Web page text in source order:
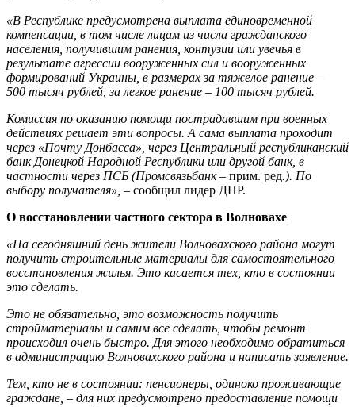
«В Республике предусмотрена выплата единовременной
компенсации, в том числе лицам из числа гражданского
населения, получившим ранения, контузии или увечья в
результате агрессии вооруженных сил и вооруженных
формирований Украины, в размерах за тяжелое ранение –
500 тысяч рублей, за легкое ранение – 100 тысяч рублей.
Комиссия по оказанию помощи пострадавшим при военных
действиях решает эти вопросы. А сама выплата проходит
через «Почту Донбасса», через Центральный республиканский
банк Донецкой Народной Республики или другой банк, в
частности через ПСБ (Промсвязьбанк– прим. ред.). По
выбору получателя», – сообщил лидер ДНР.
О восстановлении частного сектора в Волновахе
«На сегодняшний день жители Волновахского района могут
получить строительные материалы для самостоятельного
восстановления жилья. Это касается тех, кто в состоянии
это сделать.
Это не обязательно, это возможность получить
стройматериалы и самим все сделать, чтобы ремонт
происходил очень быстро. Для этого необходимо обратиться
в администрацию Волновахского района и написать заявление.
Тем, кто не в состоянии: пенсионеры, одиноко проживающие
граждане, – для них предусмотрено предоставление помощи